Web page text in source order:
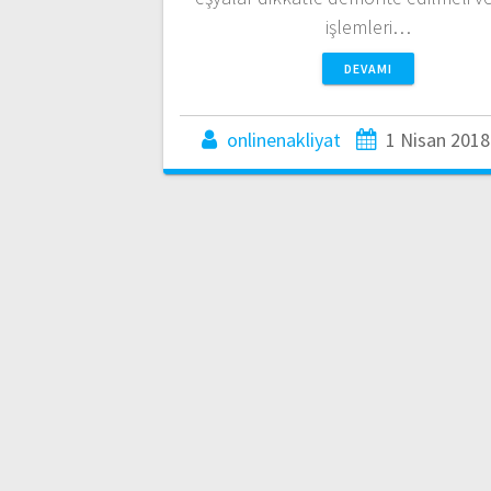
işlemleri…
DEVAMI
onlinenakliyat 1 Nisan 2018